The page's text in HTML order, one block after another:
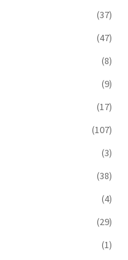
(37)
(47)
(8)
(9)
(17)
(107)
(3)
(38)
(4)
(29)
(1)